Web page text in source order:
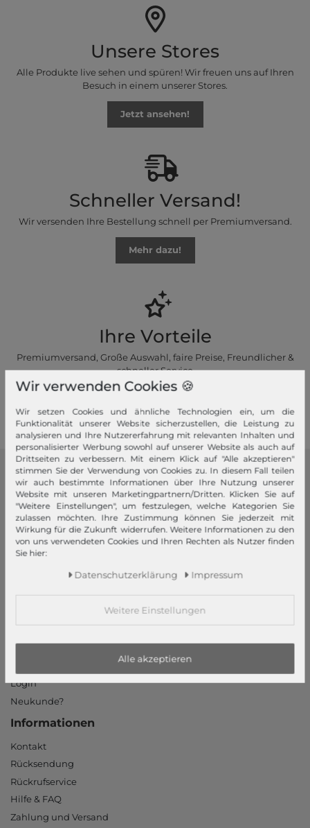
Unsere Stores
Alle Produkte live sehen und spüren! Wir freuen uns auf Ihren
Besuch in einem unserer Stores.
Jetzt ansehen!
Schneller Versand!
Wir versenden Ihre Bestellung schnell per Premiumversand.
Mehr dazu!
Ihre Vorteile
Premiumversand, Große Auswahl, faire Preise, Freundlicher &
schneller Service
modeherz
Impressum
AGB
Widerrufsrecht
Datenschutzerklärung
Datenschutzeinstellungen
Barrierefreiheitserklärung
Login
Neukunde?
Informationen
Kontakt
Rücksendung
Rückrufservice
Hilfe & FAQ
Zahlung und Versand
Wir verwenden Cookies 🍪
Wir setzen Cookies und ähnliche Technologien ein, um die
Funktionalität unserer Website sicherzustellen, die Leistung zu
analysieren und Ihre Nutzererfahrung mit relevanten Inhalten und
personalisierter Werbung sowohl auf unserer Website als auch auf
Drittseiten zu verbessern. Mit einem Klick auf "Alle akzeptieren"
stimmen Sie der Verwendung von Cookies zu. In diesem Fall teilen
wir auch bestimmte Informationen über Ihre Nutzung unserer
Website mit unseren Marketingpartnern/Dritten. Klicken Sie auf
"Weitere Einstellungen", um festzulegen, welche Kategorien Sie
zulassen möchten. Ihre Zustimmung können Sie jederzeit mit
Wirkung für die Zukunft widerrufen. Weitere Informationen zu den
von uns verwendeten Cookies und Ihren Rechten als Nutzer finden
Sie hier:
Daten­schutz­erklärung Impressum
Weitere Einstellungen
Alle akzeptieren